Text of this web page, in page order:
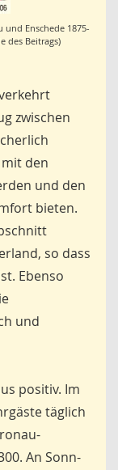
und Enschede 1875-
des Beitrags)
zwischen
den
und den
bieten.
so dass
Ebenso
und
positiv. Im
täglich
An Sonn-